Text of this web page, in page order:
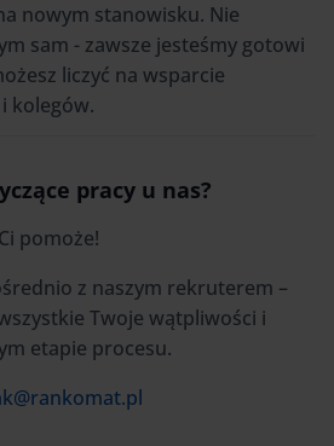
nowym stanowisku. Nie
sam - zawsze jesteśmy gotowi
liczyć na wsparcie
kolegów.
pracy u nas?
pomoże!
z naszym rekruterem –
Twoje wątpliwości i
etapie procesu.